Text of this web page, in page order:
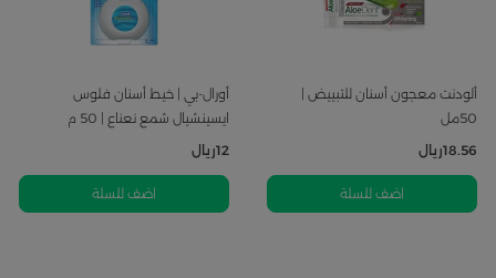
ألودنت معجون أسنان للتبييض |
50مل
18.56ريال
اضف للسلة
أورال-بي | خيط أسنان فلوس
ايسينشيال شمع نعناع | 50 م
12ريال
اضف للسلة